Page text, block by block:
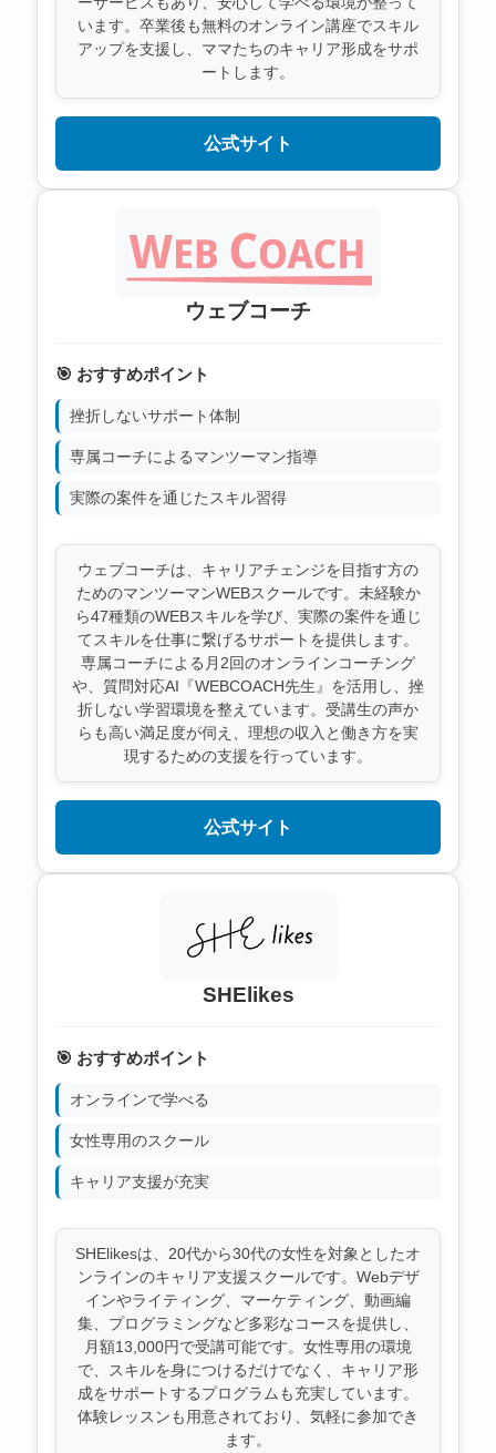
います。卒業後も無料のオンライン講座でスキル
アップを支援し、ママたちのキャリア形成をサポ
ートします。
公式サイト
ウェブコーチ
🎯 おすすめポイント
挫折しないサポート体制
専属コーチによるマンツーマン指導
実際の案件を通じたスキル習得
ウェブコーチは、キャリアチェンジを目指す方の
ためのマンツーマンWEBスクールです。未経験か
ら47種類のWEBスキルを学び、実際の案件を通じ
てスキルを仕事に繋げるサポートを提供します。
専属コーチによる月2回のオンラインコーチング
や、質問対応AI『WEBCOACH先生』を活用し、挫
折しない学習環境を整えています。受講生の声か
らも高い満足度が伺え、理想の収入と働き方を実
現するための支援を行っています。
公式サイト
SHElikes
🎯 おすすめポイント
オンラインで学べる
女性専用のスクール
キャリア支援が充実
SHElikesは、20代から30代の女性を対象としたオ
ンラインのキャリア支援スクールです。Webデザ
インやライティング、マーケティング、動画編
集、プログラミングなど多彩なコースを提供し、
月額13,000円で受講可能です。女性専用の環境
で、スキルを身につけるだけでなく、キャリア形
成をサポートするプログラムも充実しています。
体験レッスンも用意されており、気軽に参加でき
ます。